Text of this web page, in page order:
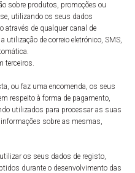
sobre produtos, promoções ou
utilizando os seus dados
através de qualquer canal de
utilização de correio eletrónico, SMS,
terceiros.
ou faz uma encomenda, os seus
respeito à forma de pagamento,
utilizados para processar as suas
sobre as mesmas,
os seus dados de registo,
durante o desenvolvimento das